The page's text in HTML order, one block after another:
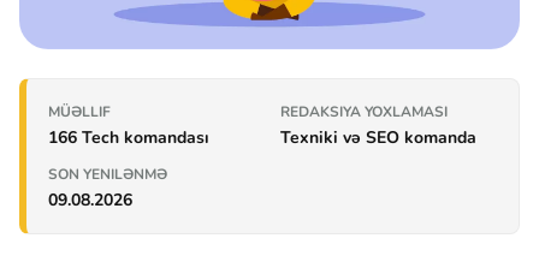
MÜƏLLIF
166 Tech komandası
REDAKSIYA YOXLAMASI
Texniki və SEO komanda
SON YENILƏNMƏ
09.08.2026